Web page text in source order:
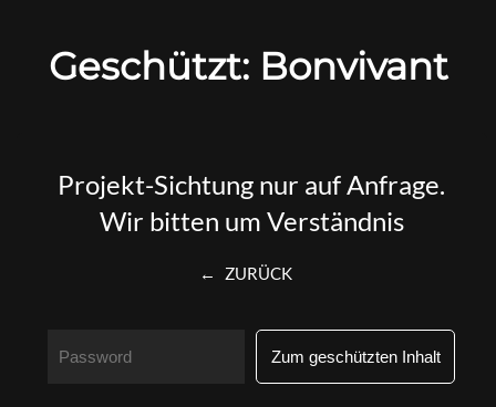
Skip to main content
Geschützt: Bonvivant
Projekt-Sichtung nur auf Anfrage.
Wir bitten um Verständnis
← ZURÜCK